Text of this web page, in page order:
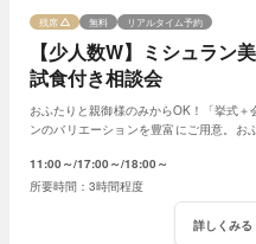
【少人数W】ミシュラ
試食付き相談会
残席 無料 リアルタイム予約
おふたりと親御様のみからOK！「挙式
ンのバリエーションを豊富にご用意。お
11:00～ 17:00～ 18:00～
3時間程度
詳しくみる